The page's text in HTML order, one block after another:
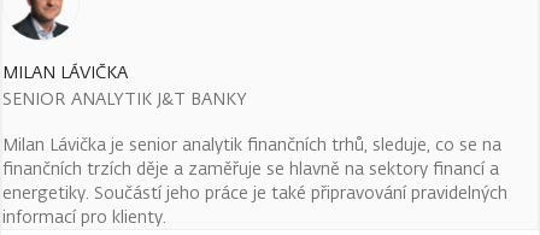
MILAN LÁVIČKA
SENIOR ANALYTIK J&T BANKY
Milan Lávička je senior analytik finančních trhů, sleduje, co se na
finančních trzích děje a zaměřuje se hlavně na sektory financí a
energetiky. Součástí jeho práce je také připravování pravidelných
informací pro klienty.